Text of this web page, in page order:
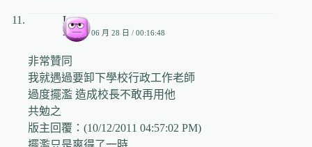
Lien
2009 年 06 月 28 日 / 00:16:48
非常贊同
我就遇過要卸下學校行政工作老師
過度擺濫 造成校長不敢再用他
共勉之
版主回覆：(10/12/2011 04:57:02 PM)